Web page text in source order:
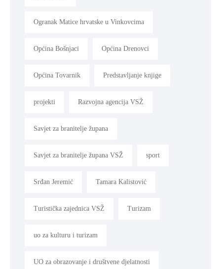
Ogranak Matice hrvatske u Vinkovcima
Općina Bošnjaci Općina Drenovci
Općina Tovarnik Predstavljanje knjige
projekti Razvojna agencija VSŽ
Savjet za branitelje župana
Savjet za branitelje župana VSŽ sport
Srđan Jeremić Tamara Kalistović
Turistička zajednica VSŽ Turizam
uo za kulturu i turizam
UO za obrazovanje i društvene djelatnosti